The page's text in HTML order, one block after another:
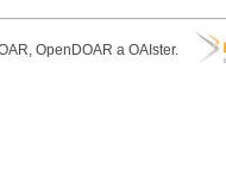
OpenDOAR a OAIster.